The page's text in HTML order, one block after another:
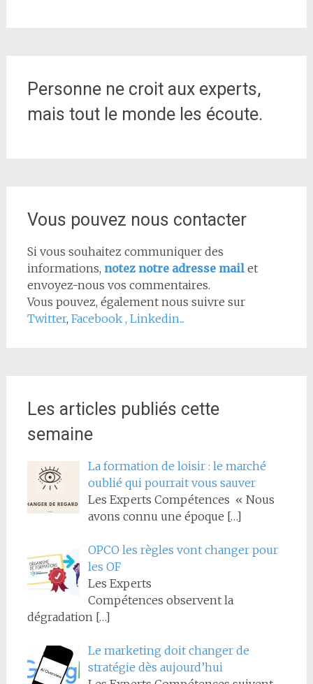
Personne ne croit aux experts,
mais tout le monde les écoute.
Vous pouvez nous contacter
Si vous souhaitez communiquer des
informations, notez notre adresse mail et
envoyez-nous vos commentaires.
Vous pouvez, également nous suivre sur
Twitter, Facebook , Linkedin...
Les articles publiés cette
semaine
La formation de loisir : le marché
oublié qui pourrait vous sauver
Les Experts Compétences « Nous
avons connu une époque […]
OPCO les règles vont changer pour
les OF
Les Experts
Compétences observent la
dégradation […]
Le marketing doit changer de
stratégie dès aujourd’hui